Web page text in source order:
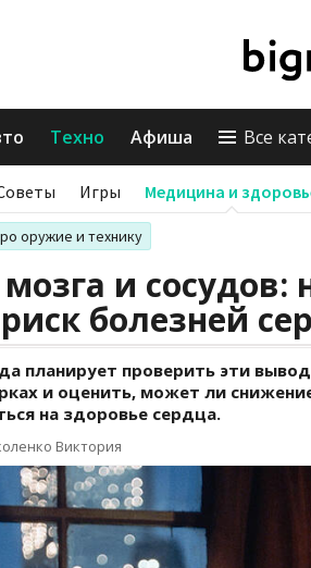
Техно Афиша Все
Игры Медицина и
оружие и технику
и сосудов:
болезней
планирует проверить эти
и оценить, может ли
на здоровье сердца.
Виктория